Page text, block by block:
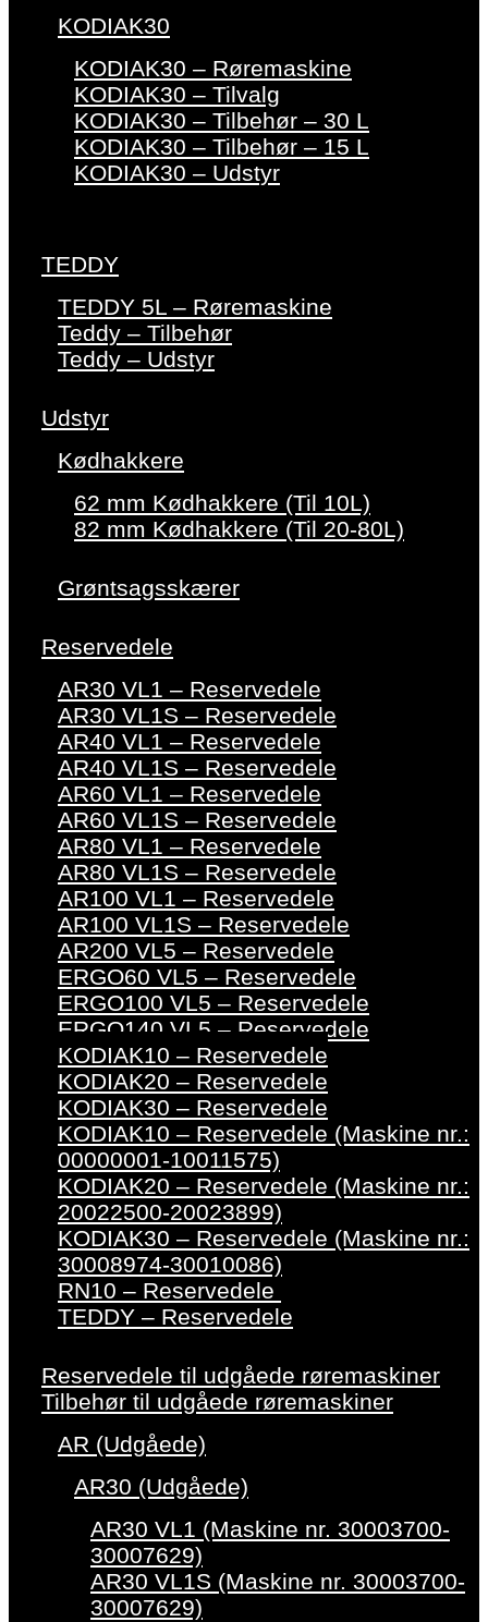
KODIAK30
KODIAK30 – Røremaskine
KODIAK30 – Tilvalg
KODIAK30 – Tilbehør – 30 L
KODIAK30 – Tilbehør – 15 L
KODIAK30 – Udstyr
TEDDY
TEDDY 5L – Røremaskine
Teddy – Tilbehør
Teddy – Udstyr
Udstyr
Kødhakkere
62 mm Kødhakkere (Til 10L)
82 mm Kødhakkere (Til 20-80L)
Grøntsagsskærer
Reservedele
AR30 VL1 – Reservedele
AR30 VL1S – Reservedele
AR40 VL1 – Reservedele
AR40 VL1S – Reservedele
AR60 VL1 – Reservedele
AR60 VL1S – Reservedele
AR80 VL1 – Reservedele
AR80 VL1S – Reservedele
AR100 VL1 – Reservedele
AR100 VL1S – Reservedele
AR200 VL5 – Reservedele
ERGO60 VL5 – Reservedele
ERGO100 VL5 – Reservedele
ERGO140 VL5 – Reservedele
KODIAK10 – Reservedele
KODIAK20 – Reservedele
KODIAK30 – Reservedele
KODIAK10 – Reservedele (Maskine nr.:
00000001-10011575)
KODIAK20 – Reservedele (Maskine nr.:
20022500-20023899)
KODIAK30 – Reservedele (Maskine nr.:
30008974-30010086)
RN10 – Reservedele
TEDDY – Reservedele
Reservedele til udgåede røremaskiner
Tilbehør til udgåede røremaskiner
AR (Udgåede)
AR30 (Udgåede)
AR30 VL1 (Maskine nr. 30003700-
30007629)
AR30 VL1S (Maskine nr. 30003700-
30007629)